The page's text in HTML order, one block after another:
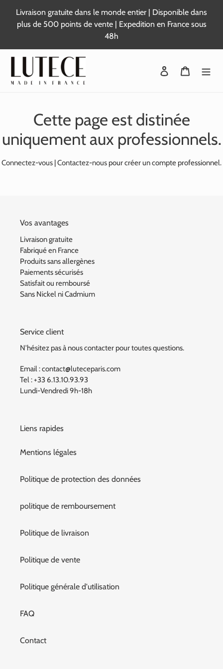
contenu
Livraison gratuite dans le monde entier | Disponible dans
plus de 500 points de vente | Expedition en France sous
48h
Se connecter
Panier
Cette page est distinée
uniquement aux professionnels.
Connectez-vous Contactez-nous pour créer un compte professionnel.
Vos avantages
Livraison gratuite
Fabriqué en France
Produits sans allergènes
Paiements sécurisés
Satisfait ou remboursé
Sans Nickel ni Cadmium
Service client
N'hésitez pas à nous contacter pour toutes questions.
Email : contact@luteceparis.com
Tel : +33 6.13.10.93.93
Lundi-Vendredi 9h-18h
Liens rapides
Mentions légales
Politique de protection des données
politique de remboursement
Politique de livraison
Politique de vente
Politique générale d'utilisation
FAQ
Contact